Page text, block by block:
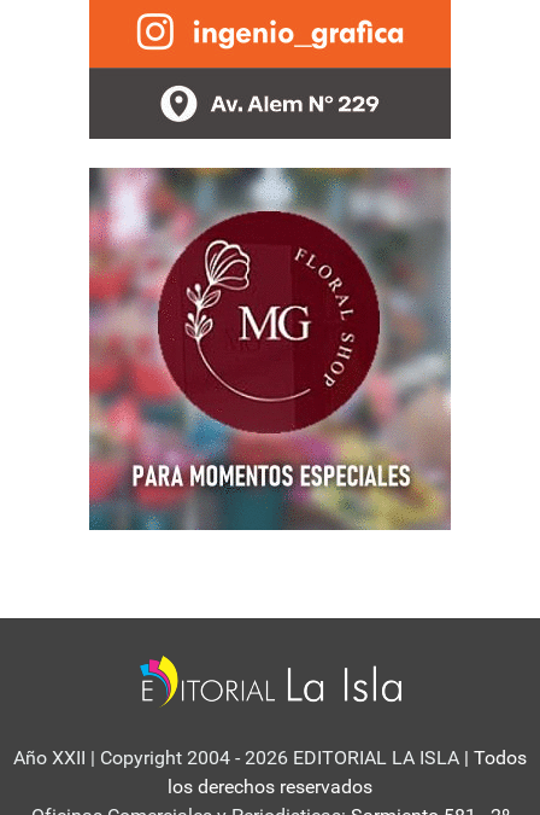
Año XXII | Copyright 2004 - 2026 EDITORIAL LA ISLA | Todos
los derechos reservados